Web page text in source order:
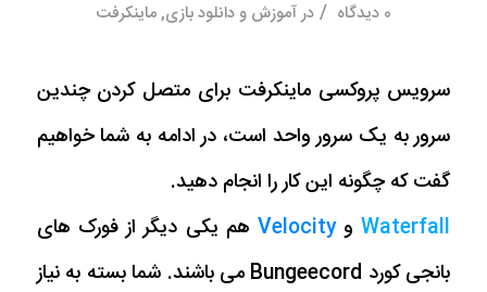
0 دیدگاه / درآموزش و دانلود بازی,ماینکرفت
سرویس پروکسی ماینکرفت برای متصل کردن چندین
سرور به یک سرور واحد است، در ادامه به شما خواهیم
گفت که چگونه این کار را انجام دهید.
WaterfallوVelocity هم یکی دیگر از فورک های
بانجی کورد Bungeecord می باشند. شما بسته به نیاز